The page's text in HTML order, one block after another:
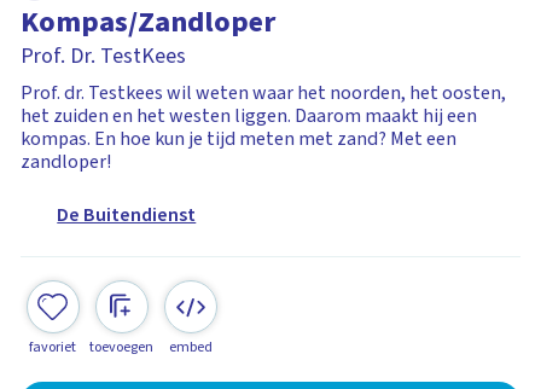
Kompas/Zandloper
Prof. Dr. TestKees
Prof. dr. Testkees wil weten waar het noorden, het oosten,
het zuiden en het westen liggen. Daarom maakt hij een
kompas. En hoe kun je tijd meten met zand? Met een
zandloper!
De Buitendienst
favoriet toevoegen embed